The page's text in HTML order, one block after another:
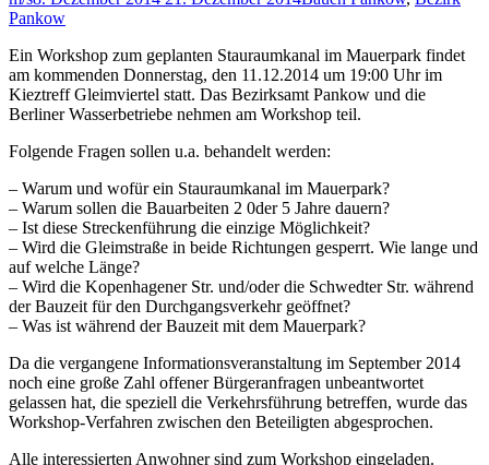
Pankow
Ein Workshop zum geplanten Stauraumkanal im Mauerpark findet
am kommenden Donnerstag, den 11.12.2014 um 19:00 Uhr im
Kieztreff Gleimviertel statt. Das Bezirksamt Pankow und die
Berliner Wasserbetriebe nehmen am Workshop teil.
Folgende Fragen sollen u.a. behandelt werden:
– Warum und wofür ein Stauraumkanal im Mauerpark?
– Warum sollen die Bauarbeiten 2 0der 5 Jahre dauern?
– Ist diese Streckenführung die einzige Möglichkeit?
– Wird die Gleimstraße in beide Richtungen gesperrt. Wie lange und
auf welche Länge?
– Wird die Kopenhagener Str. und/oder die Schwedter Str. während
der Bauzeit für den Durchgangsverkehr geöffnet?
– Was ist während der Bauzeit mit dem Mauerpark?
Da die vergangene Informationsveranstaltung im September 2014
noch eine große Zahl offener Bürgeranfragen unbeantwortet
gelassen hat, die speziell die Verkehrsführung betreffen, wurde das
Workshop-Verfahren zwischen den Beteiligten abgesprochen.
Alle interessierten Anwohner sind zum Workshop eingeladen.